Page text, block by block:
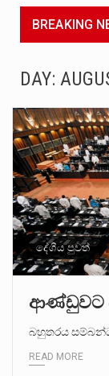
BREAKING
DAY:
දේශීය පුවත්
ආණ්ඩුවට
බහුතරය
READ MORE